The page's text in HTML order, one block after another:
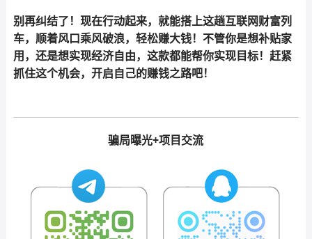
别再纠结了！现在行动起来，就能搭上这趟互联网财富列
车，顺着风口乘风破浪，轻松赚大钱！不管你是想补贴家
用，还是想实现经济自由，这款都能帮你实现目标！赶紧
抓住这个机会，开启自己的赚钱之路吧！
骗局曝光+项目交流